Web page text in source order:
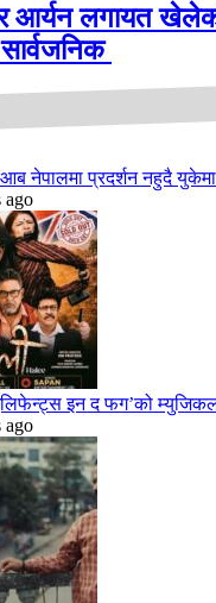
लगायत खेलेको
नेपालमा प्रदर्शन नहुदै युकेमा
ago
इन द फग’को
ago